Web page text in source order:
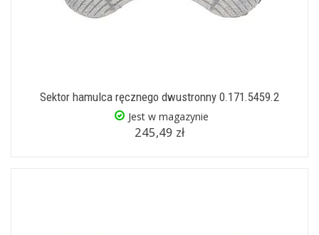
Sektor hamulca ręcznego dwustronny 0.171.5459.2
Jest w magazynie
245,49 zł